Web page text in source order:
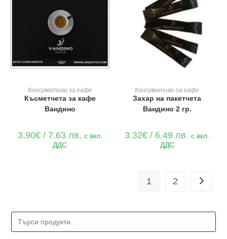
ДОБАВЯНЕ В КОЛИЧКАТА
Консумативи за кафе
Късметчета за кафе
Вандино
3.90€/ 7.63 лв. с вкл.
ДДС
ДОБАВЯНЕ В КОЛИЧКАТА
Консумативи за кафе
Захар на пакетчета
Вандино 2 гр.
3.32€ / 6.49 лв.с вкл.
ДДС
1 2